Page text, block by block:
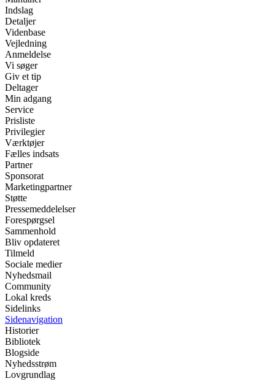
Indslag
Detaljer
Videnbase
Vejledning
Anmeldelse
Vi søger
Giv et tip
Deltager
Min adgang
Service
Prisliste
Privilegier
Værktøjer
Fælles indsats
Partner
Sponsorat
Marketingpartner
Støtte
Pressemeddelelser
Forespørgsel
Sammenhold
Bliv opdateret
Tilmeld
Sociale medier
Nyhedsmail
Community
Lokal kreds
Sidelinks
Sidenavigation
Historier
Bibliotek
Blogside
Nyhedsstrøm
Lovgrundlag